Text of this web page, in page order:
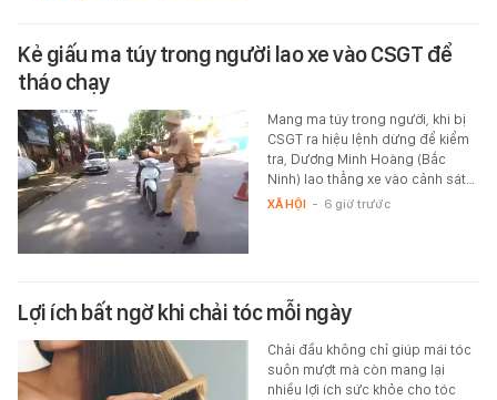
Kẻ giấu ma túy trong người lao xe vào CSGT để
tháo chạy
Mang ma túy trong người, khi bị
CSGT ra hiệu lệnh dừng để kiểm
tra, Dương Minh Hoàng (Bắc
Ninh) lao thẳng xe vào cảnh sát…
XÃ HỘI - 6 giờ trước
Lợi ích bất ngờ khi chải tóc mỗi ngày
Chải đầu không chỉ giúp mái tóc
suôn mượt mà còn mang lại
nhiều lợi ích sức khỏe cho tóc